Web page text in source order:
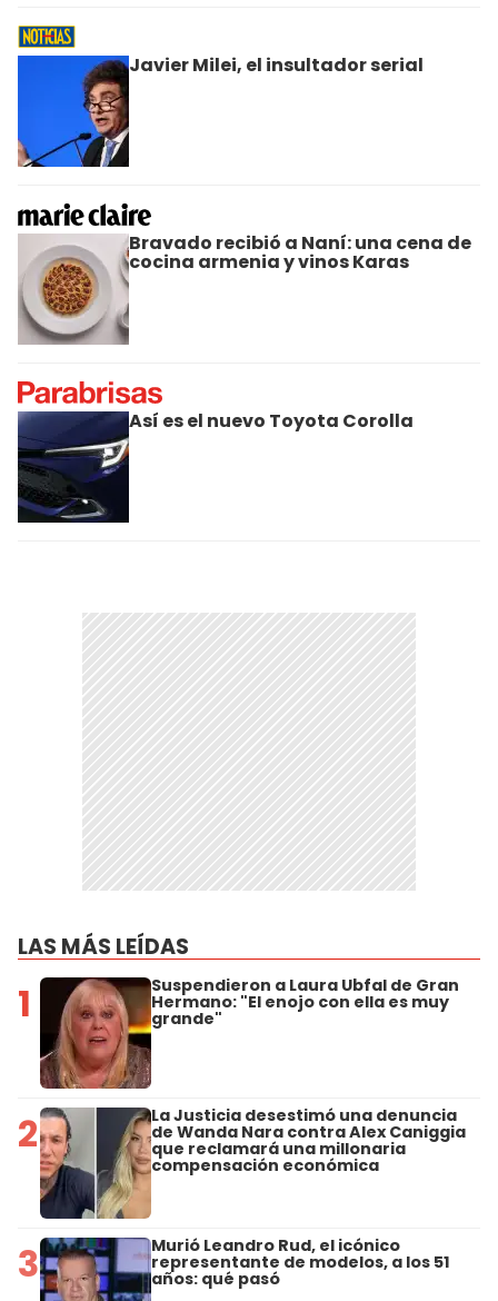
Javier Milei, el insultador serial
Bravado recibió a Naní: una cena de
cocina armenia y vinos Karas
Así es el nuevo Toyota Corolla
LAS MÁS LEÍDAS
1 Suspendieron a Laura Ubfal de Gran
Hermano: "El enojo con ella es muy
grande"
2 La Justicia desestimó una denuncia
de Wanda Nara contra Alex Caniggia
que reclamará una millonaria
compensación económica
3 Murió Leandro Rud, el icónico
representante de modelos, a los 51
años: qué pasó